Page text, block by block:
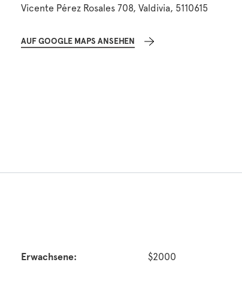
Vicente Pérez Rosales 708, Valdivia, 5110615
AUF GOOGLE MAPS ANSEHEN
Erwachsene: $2000